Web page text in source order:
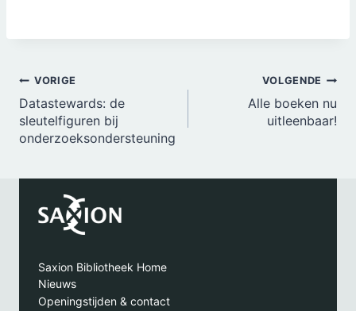
Bericht
navigatie
VORIGE
Datastewards: de
sleutelfiguren bij
onderzoeksondersteuning
VOLGENDE
Alle boeken nu
uitleenbaar!
Saxion Bibliotheek Home
Nieuws
Openingstijden & contact